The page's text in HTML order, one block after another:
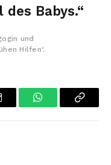
Babys.“
und
Hilfen‘.
WhatsAppCopy